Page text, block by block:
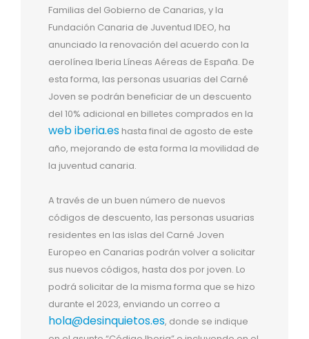
Familias del Gobierno de Canarias, y la
Fundación Canaria de Juventud IDEO, ha
anunciado la renovación del acuerdo con la
aerolínea Iberia Líneas Aéreas de España. De
esta forma, las personas usuarias del Carné
Joven se podrán beneficiar de un descuento
del 10% adicional en billetes comprados en la
web iberia.es hasta final de agosto de este
año, mejorando de esta forma la movilidad de
la juventud canaria.
A través de un buen número de nuevos
códigos de descuento, las personas usuarias
residentes en las islas del Carné Joven
Europeo en Canarias podrán volver a solicitar
sus nuevos códigos, hasta dos por joven. Lo
podrá solicitar de la misma forma que se hizo
durante el 2023, enviando un correo a
hola@desinquietos.es, donde se indique